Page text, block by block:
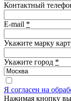
Контактный
E-mail *
Укажите марку
Укажите город *
Я согласен на
Нажимая кнопку вы